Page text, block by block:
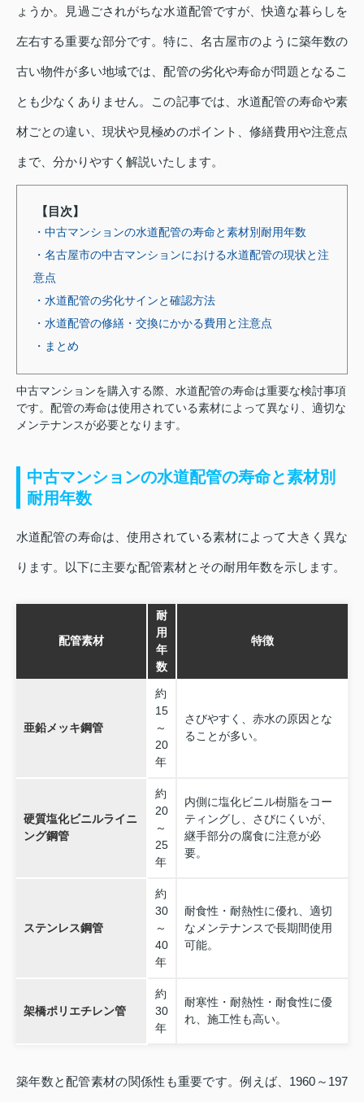
ょうか。見過ごされがちな水道配管ですが、快適な暮らしを
左右する重要な部分です。特に、名古屋市のように築年数の
古い物件が多い地域では、配管の劣化や寿命が問題となるこ
とも少なくありません。この記事では、水道配管の寿命や素
材ごとの違い、現状や見極めのポイント、修繕費用や注意点
まで、分かりやすく解説いたします。
【目次】
・中古マンションの水道配管の寿命と素材別耐用年数
・名古屋市の中古マンションにおける水道配管の現状と注
意点
・水道配管の劣化サインと確認方法
・水道配管の修繕・交換にかかる費用と注意点
・まとめ
中古マンションを購入する際、水道配管の寿命は重要な検討事項
です。配管の寿命は使用されている素材によって異なり、適切な
メンテナンスが必要となります。
中古マンションの水道配管の寿命と素材別
耐用年数
水道配管の寿命は、使用されている素材によって大きく異な
ります。以下に主要な配管素材とその耐用年数を示します。
配管素材
耐
用
年
数
特徴
亜鉛メッキ鋼管
約
15
～
20
年
さびやすく、赤水の原因とな
ることが多い。
硬質塩化ビニルライニ
ング鋼管
約
20
～
25
年
内側に塩化ビニル樹脂をコー
ティングし、さびにくいが、
継手部分の腐食に注意が必
要。
ステンレス鋼管
約
30
～
40
年
耐食性・耐熱性に優れ、適切
なメンテナンスで長期間使用
可能。
架橋ポリエチレン管
約
30
年
耐寒性・耐熱性・耐食性に優
れ、施工性も高い。
築年数と配管素材の関係性も重要です。例えば、1960～197